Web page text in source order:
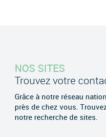
NOS SITES
Trouvez votre
Grâce à notre réseau
près de chez vous.
notre recherche de sites.